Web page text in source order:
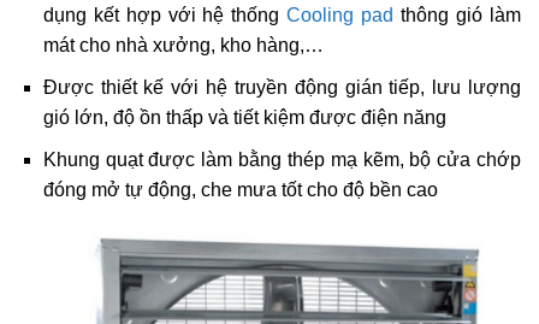
dụng kết hợp với hệ thốngCooling pad thông gió làm
mát cho nhà xưởng, kho hàng,…
Được thiết kế với hệ truyền động gián tiếp, lưu lượng
gió lớn, độ ồn thấp và tiết kiệm được điện năng
Khung quạt được làm bằng thép mạ kẽm, bộ cửa chớp
đóng mở tự động, che mưa tốt cho độ bền cao